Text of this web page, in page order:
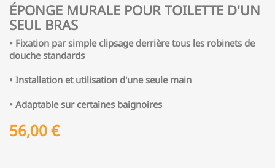
ÉPONGE MURALE POUR TOILETTE D'UN
SEUL BRAS
• Fixation par simple clipsage derrière tous les robinets de
douche standards
• Installation et utilisation d'une seule main
• Adaptable sur certaines baignoires
56,00 €